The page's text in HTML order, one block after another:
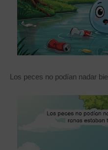
Los peces no podían nadar